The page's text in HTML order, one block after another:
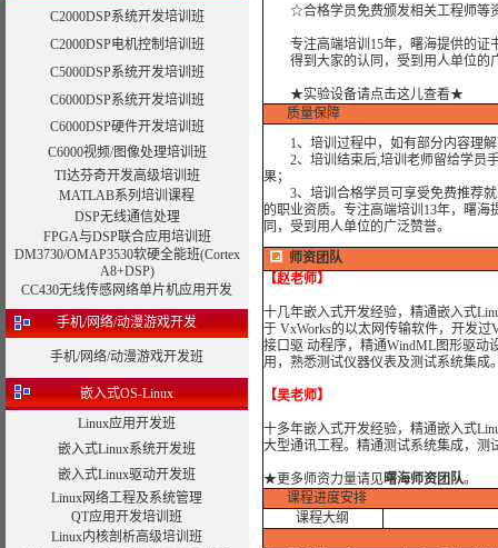
C2000DSP系统开发培训班
C2000DSP电机控制培训班
C5000DSP系统开发培训班
C6000DSP系统开发培训班
C6000DSP硬件开发培训班
C6000视频/图像处理培训班
TI达芬奇开发高级培训班
MATLAB系列培训课程
DSP无线通信处理
FPGA与DSP联合应用培训班
DM3730/OMAP3530软硬全能班(Cortex
A8+DSP)
CC430无线传感网络单片机应用开发
手机/网络/动漫游戏开发
手机/网络/动漫游戏开发班
嵌入式OS-Linux
Linux应用开发班
嵌入式Linux系统开发班
嵌入式Linux驱动开发班
Linux网络工程及系统管理
QT应用开发培训班
Linux内核剖析高级培训班
☆合格学员免费颁发相关工程师等
专注高端培训15年，曙海提供的证
得到大家的认同，受到用人单位的
★实验设备请点击这儿查看★
质量保障
1、培训过程中，如有部分内容理解
2、培训结束后,培训老师留给学员手
果；
3、培训合格学员可享受免费推荐就
的职业资质。专注高端培训13年，曙
同，受到用人单位的广泛赞誉。
师资团队
【赵老师】
十几年嵌入式开发经验，精通嵌入式
于 VxWorks的以太网传输软件，开发过
接口驱 动程序，精通WindML图形驱动
用，熟悉测试仪器仪表及测试系统集成
【吴老师】
十多年嵌入式开发经验，精通嵌入式
大型通讯工程。精通测试系统集成，测
★更多师资力量请见曙海师资团队。
课程进度安排
课程大纲